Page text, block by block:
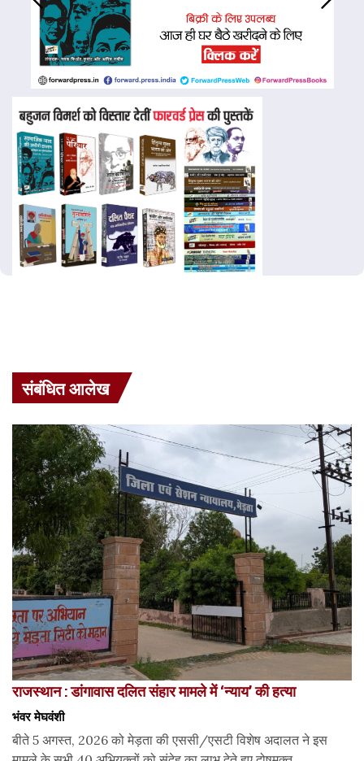
संबंधित आलेख
राजस्थान : डांगावास दलित संहार मामले में ‘न्याय’ की हत्या
भंवर मेघवंशी
बीते 5 अगस्त, 2026 को मेड़ता की एससी/एसटी विशेष अदालत ने इस